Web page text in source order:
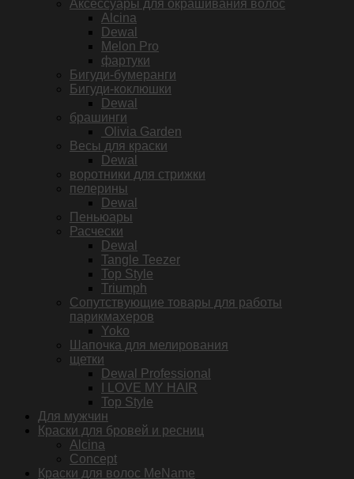
Аксессуары для окрашивания волос
Alcina
Dewal
Melon Pro
фартуки
Бигуди-бумеранги
Бигуди-коклюшки
Dewal
брашинги
Olivia Garden
Весы для краски
Dewal
воротники для стрижки
пелерины
Dewal
Пеньюары
Расчески
Dewal
Tangle Teezer
Top Style
Triumph
Сопутствующие товары для работы
парикмахеров
Yoko
Шапочка для мелирования
щетки
Dewal Professional
I LOVE MY HAIR
Top Style
Для мужчин
Краски для бровей и ресниц
Alcina
Concept
Краски для волос MeName